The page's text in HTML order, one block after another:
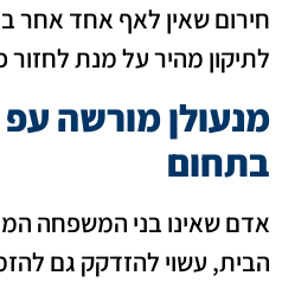
חירום שאין לאף אחד אחר
לתיקון מהיר על מנת לחזור
מנעולן מורשה עפ
בתחום
אדם שאינו בני המשפחה
הבית, עשוי להזדקק גם